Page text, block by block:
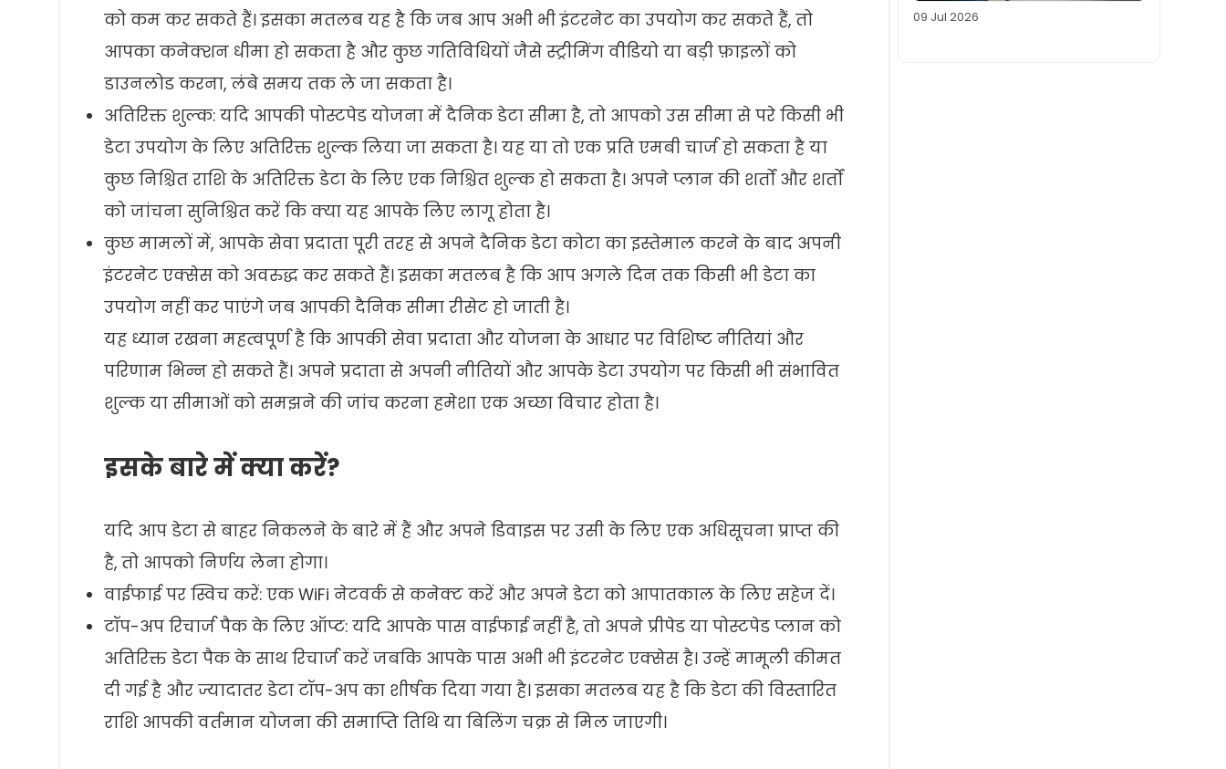
को कम कर सकते हैं। इसका मतलब यह है कि जब आप अभी भी इंटरनेट का उपयोग कर सकते हैं, तो
आपका कनेक्शन धीमा हो सकता है और कुछ गतिविधियों जैसे स्ट्रीमिंग वीडियो या बड़ी फ़ाइलों को
डाउनलोड करना, लंबे समय तक ले जा सकता है।
अतिरिक्त शुल्क: यदि आपकी पोस्टपेड योजना में दैनिक डेटा सीमा है, तो आपको उस सीमा से परे किसी भी
डेटा उपयोग के लिए अतिरिक्त शुल्क लिया जा सकता है। यह या तो एक प्रति एमबी चार्ज हो सकता है या
कुछ निश्चित राशि के अतिरिक्त डेटा के लिए एक निश्चित शुल्क हो सकता है। अपने प्लान की शर्तों और शर्तों
को जांचना सुनिश्चित करें कि क्या यह आपके लिए लागू होता है।
कुछ मामलों में, आपके सेवा प्रदाता पूरी तरह से अपने दैनिक डेटा कोटा का इस्तेमाल करने के बाद अपनी
इंटरनेट एक्सेस को अवरुद्ध कर सकते हैं। इसका मतलब है कि आप अगले दिन तक किसी भी डेटा का
उपयोग नहीं कर पाएंगे जब आपकी दैनिक सीमा रीसेट हो जाती है।
यह ध्यान रखना महत्वपूर्ण है कि आपकी सेवा प्रदाता और योजना के आधार पर विशिष्ट नीतियां और
परिणाम भिन्न हो सकते हैं। अपने प्रदाता से अपनी नीतियों और आपके डेटा उपयोग पर किसी भी संभावित
शुल्क या सीमाओं को समझने की जांच करना हमेशा एक अच्छा विचार होता है।
इसके बारे में क्या करें?
यदि आप डेटा से बाहर निकलने के बारे में हैं और अपने डिवाइस पर उसी के लिए एक अधिसूचना प्राप्त की
है, तो आपको निर्णय लेना होगा।
वाईफाई पर स्विच करें: एक WiFi नेटवर्क से कनेक्ट करें और अपने डेटा को आपातकाल के लिए सहेज दें।
टॉप-अप रिचार्ज पैक के लिए ऑप्ट: यदि आपके पास वाईफाई नहीं है, तो अपने प्रीपेड या पोस्टपेड प्लान को
अतिरिक्त डेटा पैक के साथ रिचार्ज करें जबकि आपके पास अभी भी इंटरनेट एक्सेस है। उन्हें मामूली कीमत
दी गई है और ज्यादातर डेटा टॉप-अप का शीर्षक दिया गया है। इसका मतलब यह है कि डेटा की विस्तारित
राशि आपकी वर्तमान योजना की समाप्ति तिथि या बिलिंग चक्र से मिल जाएगी।
09 Jul 2026